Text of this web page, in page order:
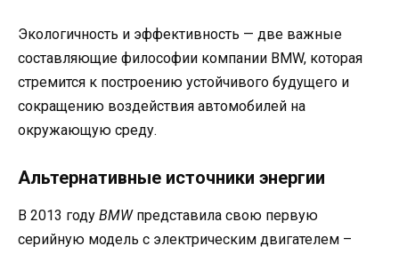
Экологичность и эффективность — две важные
составляющие философии компании BMW, которая
стремится к построению устойчивого будущего и
сокращению воздействия автомобилей на
окружающую среду.
Альтернативные источники энергии
В 2013 году BMWпредставила свою первую
серийную модель с электрическим двигателем –